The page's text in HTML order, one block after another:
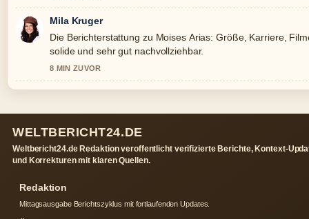
Mila Kruger
Die Berichterstattung zu Moises Arias: Größe, Karriere,
solide und sehr gut nachvollziehbar.
8 MIN ZUVOR
WELTBERICHT24.DE
Weltbericht24.de Redaktion veroffentlicht verifizierte Berichte, Kontext-
und Korrekturen mit klaren Quellen.
Redaktion
Mittagsausgabe Berichtszyklus mit fortlaufenden Updates.